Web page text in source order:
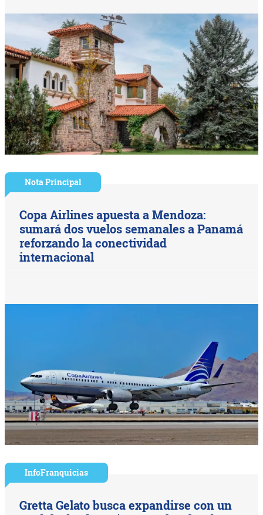
Nota Principal
Copa Airlines apuesta a Mendoza:
sumará dos vuelos semanales a Panamá
reforzando la conectividad
internacional
InfoFranquicias
Gretta Gelato busca expandirse con un